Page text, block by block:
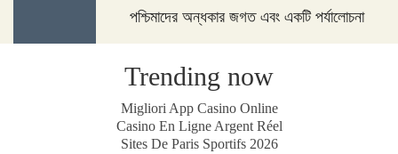
আইসিসি জুন মাসের সেরার দৌড়ে রোহিত-বুমরাহ ও গুরবাজ
স্পিকারের সাথে মালয়েশিয়ার হাউজ অব রিপ্রেজেনটেটিভের
স্পিকারের বৈঠক
পশ্চিমাদের অন্ধকার জগত এবং একটি পর্যালোচনা
Trending now
Migliori App Casino Online
Casino En Ligne Argent Réel
Sites De Paris Sportifs 2026